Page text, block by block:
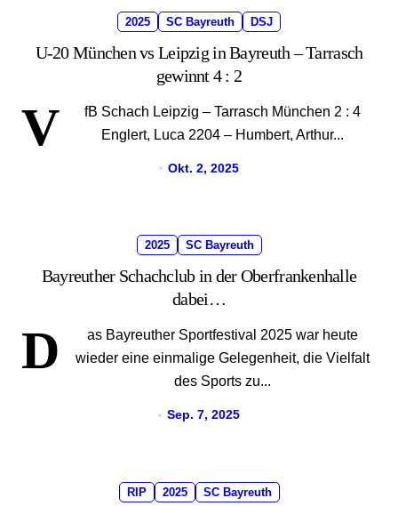
2025 SC Bayreuth DSJ
U-20 München vs Leipzig in Bayreuth – Tarrasch
gewinnt 4 : 2
V
fB Schach Leipzig – Tarrasch München 2 : 4
Englert, Luca 2204 – Humbert, Arthur...
Okt. 2, 2025
2025 SC Bayreuth
Bayreuther Schachclub in der Oberfrankenhalle
dabei…
D
as Bayreuther Sportfestival 2025 war heute
wieder eine einmalige Gelegenheit, die Vielfalt
des Sports zu...
Sep. 7, 2025
RIP 2025 SC Bayreuth